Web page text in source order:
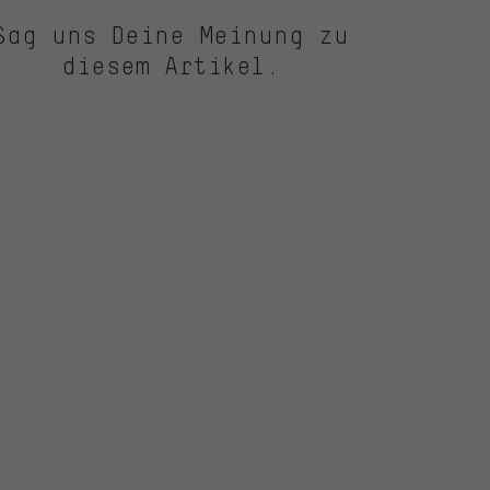
uns Deine Meinung zu
diesem Artikel.